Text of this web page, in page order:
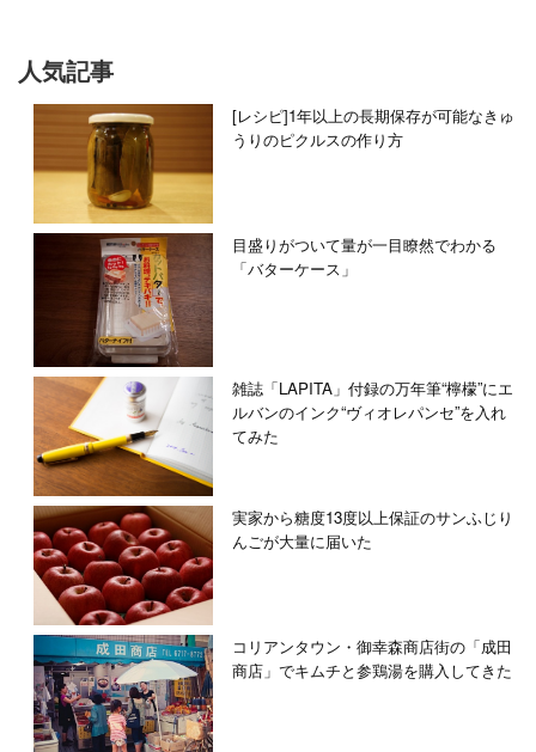
人気記事
[レシピ]1年以上の長期保存が可能なきゅ
うりのピクルスの作り方
目盛りがついて量が一目瞭然でわかる
「バターケース」
雑誌「LAPITA」付録の万年筆“檸檬”にエ
ルバンのインク“ヴィオレパンセ”を入れ
てみた
実家から糖度13度以上保証のサンふじり
んごが大量に届いた
コリアンタウン・御幸森商店街の「成田
商店」でキムチと参鶏湯を購入してきた